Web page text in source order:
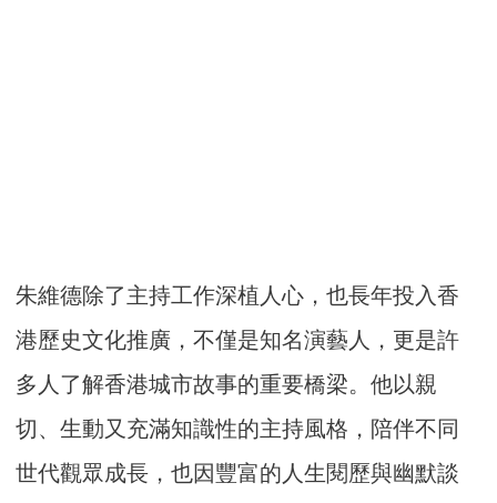
朱維德除了主持工作深植人心，也長年投入香
港歷史文化推廣，不僅是知名演藝人，更是許
多人了解香港城市故事的重要橋梁。他以親
切、生動又充滿知識性的主持風格，陪伴不同
世代觀眾成長，也因豐富的人生閱歷與幽默談